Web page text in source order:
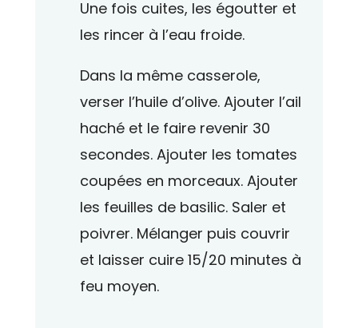
Une fois cuites, les égoutter et
les rincer à l’eau froide.
Dans la même casserole,
verser l’huile d’olive. Ajouter l’ail
haché et le faire revenir 30
secondes. Ajouter les tomates
coupées en morceaux. Ajouter
les feuilles de basilic. Saler et
poivrer. Mélanger puis couvrir
et laisser cuire 15/20 minutes à
feu moyen.